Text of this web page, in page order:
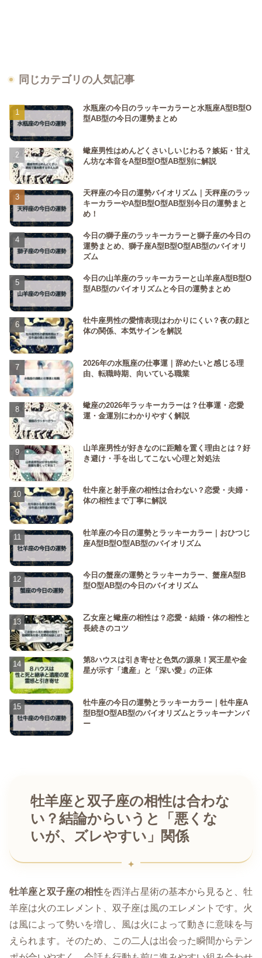
同じカテゴリの人気記事
水瓶座の今日のラッキーカラーと水瓶座A型B型O
型AB型の今日の運勢まとめ
蠍座男性はめんどくさいしいじわる？嫉妬・甘え
ん坊な本音をA型B型O型AB型別に解説
天秤座の今日の運勢バイオリズム｜天秤座のラッ
キーカラーやA型B型O型AB型別今日の運勢まと
め！
今日の獅子座のラッキーカラーと獅子座の今日の
運勢まとめ、獅子座A型B型O型AB型のバイオリ
ズム
今日の山羊座のラッキーカラーと山羊座A型B型O
型AB型のバイオリズムと今日の運勢まとめ
牡牛座男性の愛情表現はわかりにくい？夜の顔と
体の関係、本気サインを解説
2026年の水瓶座の仕事運｜辞めたいと感じる理
由、転職時期、向いている職業
蠍座の2026年ラッキーカラーは？仕事運・恋愛
運・金運別にわかりやすく解説
山羊座男性が好きなのに距離を置く理由とは？好
き避け・手を出してこない心理と対処法
牡牛座と射手座の相性は合わない？恋愛・夫婦・
体の相性まで丁寧に解説
牡羊座の今日の運勢とラッキーカラー｜おひつじ
座A型B型O型AB型のバイオリズム
今日の蟹座の運勢とラッキーカラー、蟹座A型B
型O型AB型の今日のバイオリズム
乙女座と蠍座の相性は？恋愛・結婚・体の相性と
長続きのコツ
第8ハウスは引き寄せと色気の源泉！冥王星や金
星が示す「遺産」と「深い愛」の正体
牡牛座の今日の運勢とラッキーカラー｜牡牛座A
型B型O型AB型のバイオリズムとラッキーナンバ
ー
牡羊座と双子座の相性は合わな
い？結論からいうと「悪くな
いが、ズレやすい」関係
牡羊座と双子座の相性を西洋占星術の基本から見ると、牡
羊座は火のエレメント、双子座は風のエレメントです。火
は風によって勢いを増し、風は火によって動きに意味を与
えられます。そのため、この二人は出会った瞬間からテン